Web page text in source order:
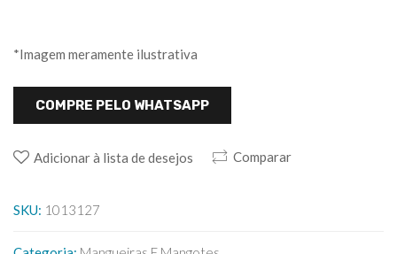
*Imagem meramente ilustrativa
COMPRE PELO WHATSAPP
Adicionar à lista de desejos Comparar
SKU: 1013127